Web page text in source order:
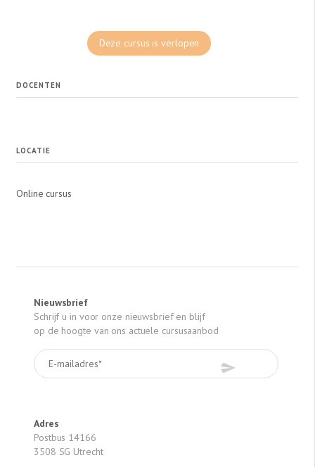
Deze cursus is verlopen
DOCENTEN
LOCATIE
Online cursus
Nieuwsbrief
Schrijf u in voor onze nieuwsbrief en blijf
op de hoogte van ons actuele cursusaanbod
Adres
Postbus 14166
3508 SG Utrecht